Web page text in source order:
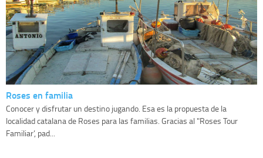
Roses en familia
Conocer y disfrutar un destino jugando. Esa es la propuesta de la
localidad catalana de Roses para las familias. Gracias al "Roses Tour
Familiar’, pad...